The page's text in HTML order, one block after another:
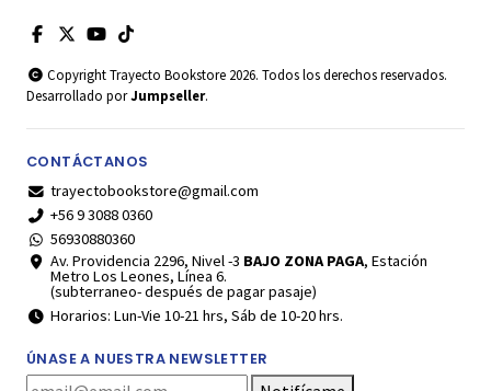
Copyright Trayecto Bookstore 2026. Todos los derechos reservados.
Desarrollado porJumpseller.
CONTÁCTANOS
trayectobookstore@gmail.com
+56 9 3088 0360
56930880360
Av. Providencia 2296, Nivel -3 BAJO ZONA PAGA, Estación
Metro Los Leones, Línea 6.
(subterraneo- después de pagar pasaje)
Horarios: Lun-Vie 10-21 hrs, Sáb de 10-20 hrs.
ÚNASE A NUESTRA NEWSLETTER